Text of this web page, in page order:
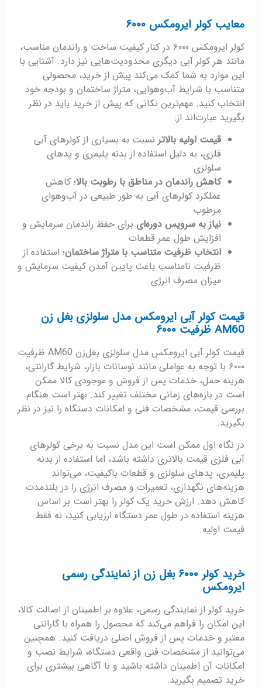
معایب کولر ایرومکس ۶۰۰۰
کولر ایرومکس ۶۰۰۰ در کنار کیفیت ساخت و راندمان مناسب،
مانند هر کولر آبی دیگری محدودیت‌هایی نیز دارد. آشنایی با
این موارد به شما کمک می‌کند پیش از خرید، محصولی
متناسب با شرایط آب‌وهوایی، متراژ ساختمان و بودجه خود
انتخاب کنید. مهم‌ترین نکاتی که پیش از خرید باید در نظر
بگیرید عبارت‌اند از:
قیمت اولیه بالاتر نسبت به بسیاری از کولرهای آبی
فلزی، به دلیل استفاده از بدنه پلیمری و پدهای
سلولزی
کاهش راندمان در مناطق با رطوبت بالا؛ کاهش
عملکرد کولرهای آبی به طور طبیعی در آب‌وهوای
مرطوب
نیاز به سرویس دوره‌ای برای حفظ راندمان سرمایش و
افزایش طول عمر قطعات
انتخاب ظرفیت متناسب با متراژ ساختمان؛ استفاده از
ظرفیت نامناسب باعث پایین آمدن کیفیت سرمایش و
میزان مصرف انرژی
قیمت کولر آبی ایرومکس مدل سلولزی بغل زن
AM60 ظرفیت ۶۰۰۰
قیمت کولر آبی ایرومکس مدل سلولزی بغل‌زن AM60 ظرفیت
۶۰۰۰ با توجه به عواملی مانند نوسانات بازار، شرایط گارانتی،
هزینه حمل، خدمات پس از فروش و موجودی کالا ممکن
است در بازه‌های زمانی مختلف تغییر کند. بهتر است هنگام
بررسی قیمت، مشخصات فنی و امکانات دستگاه را نیز در نظر
بگیرید.
در نگاه اول ممکن است این مدل نسبت به برخی کولرهای
آبی فلزی قیمت بالاتری داشته باشد، اما استفاده از بدنه
پلیمری، پدهای سلولزی و قطعات باکیفیت، می‌تواند
هزینه‌های نگهداری، تعمیرات و مصرف انرژی را در بلندمدت
کاهش دهد. ارزش خرید یک کولر را بهتر است بر اساس
هزینه استفاده در طول عمر دستگاه ارزیابی کنید، نه فقط
قیمت اولیه.
خرید کولر ۶۰۰۰ بغل زن از نمایندگی رسمی
ایرومکس
خرید کولر از نمایندگی رسمی، علاوه بر اطمینان از اصالت کالا،
این امکان را فراهم می‌کند که محصول را همراه با گارانتی
معتبر و خدمات پس از فروش اصلی دریافت کنید. همچنین
می‌توانید از مشخصات فنی واقعی دستگاه، شرایط نصب و
امکانات آن اطمینان داشته باشید و با آگاهی بیشتری برای
خرید تصمیم بگیرید.